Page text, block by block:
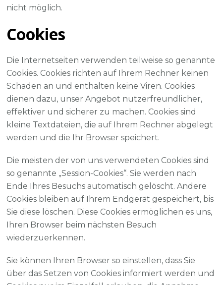
nicht möglich.
Cookies
Die Internetseiten verwenden teilweise so genannte
Cookies. Cookies richten auf Ihrem Rechner keinen
Schaden an und enthalten keine Viren. Cookies
dienen dazu, unser Angebot nutzerfreundlicher,
effektiver und sicherer zu machen. Cookies sind
kleine Textdateien, die auf Ihrem Rechner abgelegt
werden und die Ihr Browser speichert.
Die meisten der von uns verwendeten Cookies sind
so genannte „Session-Cookies“. Sie werden nach
Ende Ihres Besuchs automatisch gelöscht. Andere
Cookies bleiben auf Ihrem Endgerät gespeichert, bis
Sie diese löschen. Diese Cookies ermöglichen es uns,
Ihren Browser beim nächsten Besuch
wiederzuerkennen.
Sie können Ihren Browser so einstellen, dass Sie
über das Setzen von Cookies informiert werden und